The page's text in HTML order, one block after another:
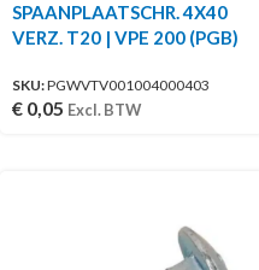
SPAANPLAATSCHR. 4X40
VERZ. T20 | VPE 200 (PGB)
SKU:PGWVTV001004000403
€ 0,05 Excl. BTW